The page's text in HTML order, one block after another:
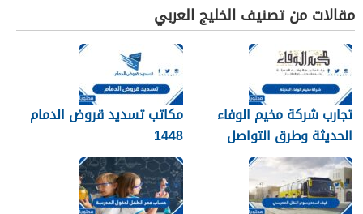
مقالات من تصنيف الخليج العربي
تجارب شركة مخيم الوفاء
الحديثة وطرق التواصل
معهم 1448
مكاتب تسديد قروض الدمام
1448